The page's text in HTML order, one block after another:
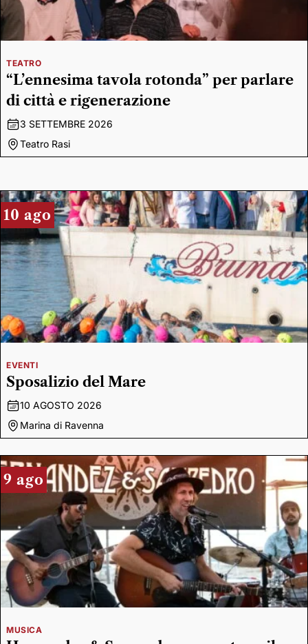
TEATRO
“L’ennesima tavola rotonda” per parlare
di città e rigenerazione
3 SETTEMBRE 2026
Teatro Rasi
10 ago
EVENTI
Sposalizio del Mare
10 AGOSTO 2026
Marina di Ravenna
9 ago
MUSICA